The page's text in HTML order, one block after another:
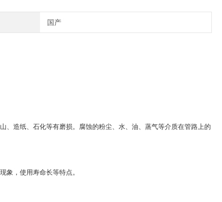
国产
、造纸、石化等有磨损。腐蚀的粉尘、水、油、蒸气等介质在管路上的
象，使用寿命长等特点。